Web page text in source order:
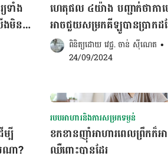
ទាំង
ងមិន
ហេតុផល ៤យ៉ាង បញ្ជាក់ថាកាហ្
អាចជួយសម្រកគីឡូបានប្រាកដ
ពិនិត្យដោយ វេជ្ជ. ចាន់ ស៊ីណេត •
24/09/2024
បី
ណា?
របបអាហារនិងការសម្រកទម្ងន់
ខកខានញ៉ាំអាហារពេលព្រឹកក៏អា
ឈឺពោះបានដែរ